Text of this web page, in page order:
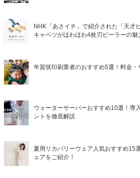
NHK「あさイチ」で紹介された「天才
キャベツがほわほわ4枚刃ピーラーの魅
年賀状印刷業者のおすすめ5選！料金・
ウォーターサーバーおすすめ10選！導
ントを徹底解説
夏用リカバリーウェア人気おすすめ15
ェアをご紹介！